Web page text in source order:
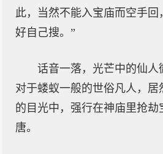
此，当然不能入宝庙而空手回
好自己搜。”
话音一落，光芒中的仙人
对于蝼蚁一般的世俗凡人，
的目光中，强行在神庙里抢
唐。